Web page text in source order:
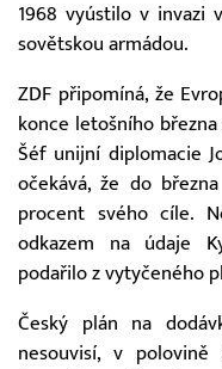
1968 vyústilo v invazi
sovětskou armádou.
ZDF připomíná, že
konce letošního
Šéf unijní diplomacie
očekává, že do
procent svého cíle.
odkazem na údaje
podařilo z vytyčeného
Český plán na
nesouvisí, v polovině